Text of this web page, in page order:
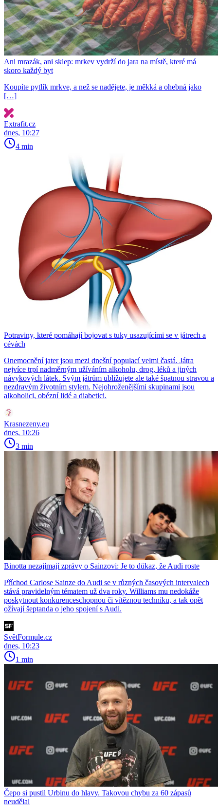
Ani mrazák, ani sklep: mrkev vydrží do jara na místě, které má
skoro každý byt
Koupíte pytlík mrkve, a než se nadějete, je měkká a ohebná jako
[…]
Extrafit.cz
dnes, 10:27
4 min
Potraviny, které pomáhají bojovat s tuky usazujícími se v játrech a
cévách
Onemocnění jater jsou mezi dnešní populací velmi častá. Játra
nejvíce trpí nadměrným užíváním alkoholu, drog, léků a jiných
návykových látek. Svým játrům ubližujete ale také špatnou stravou a
nezdravým životním stylem. Nejohroženějšími skupinami jsou
alkoholici, obézní lidé a diabetici.
Krasnezeny.eu
dnes, 10:26
3 min
Binotta nezajímají zprávy o Sainzovi: Je to důkaz, že Audi roste
Příchod Carlose Sainze do Audi se v různých časových intervalech
stává pravidelným tématem už dva roky. Williams mu nedokáže
poskytnout konkurenceschopnou či vítěznou techniku, a tak opět
ožívají šeptanda o jeho spojení s Audi.
SvětFormule.cz
dnes, 10:23
1 min
Čepo si pustil Urbinu do hlavy. Takovou chybu za 60 zápasů
neudělal